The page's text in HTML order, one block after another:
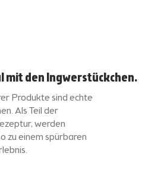
mit den Ingwerstückchen.
Produkte sind echte
Als Teil der
werden
zu einem spürbaren